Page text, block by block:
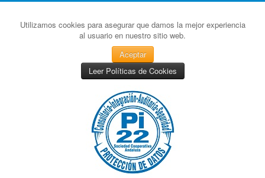
Utilizamos cookies para asegurar que damos la mejor experiencia
al usuario en nuestro sitio web.
Aceptar
Leer Políticas de Cookies